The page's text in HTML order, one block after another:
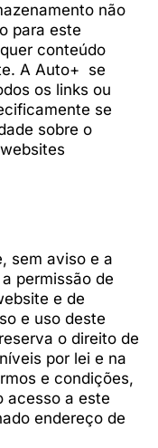
não
para este
conteúdo
A Auto+ se
os links ou
se
sobre o
sem aviso e a
permissão de
e de
e uso deste
o direito de
por lei e na
e condições,
acesso a este
endereço de